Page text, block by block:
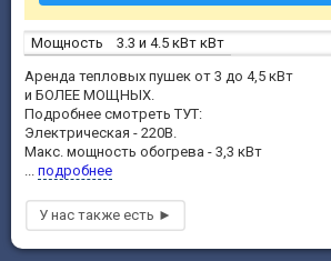
Мощность
3.3 и 4.5 кВт кВт
Аренда тепловых пушек от 3 до 4,5 кВт
и БОЛЕЕ МОЩНЫХ.
Подробнее смотреть ТУТ:
Электрическая - 220В.
Макс. мощность обогрева - 3,3 кВт
... подробнее